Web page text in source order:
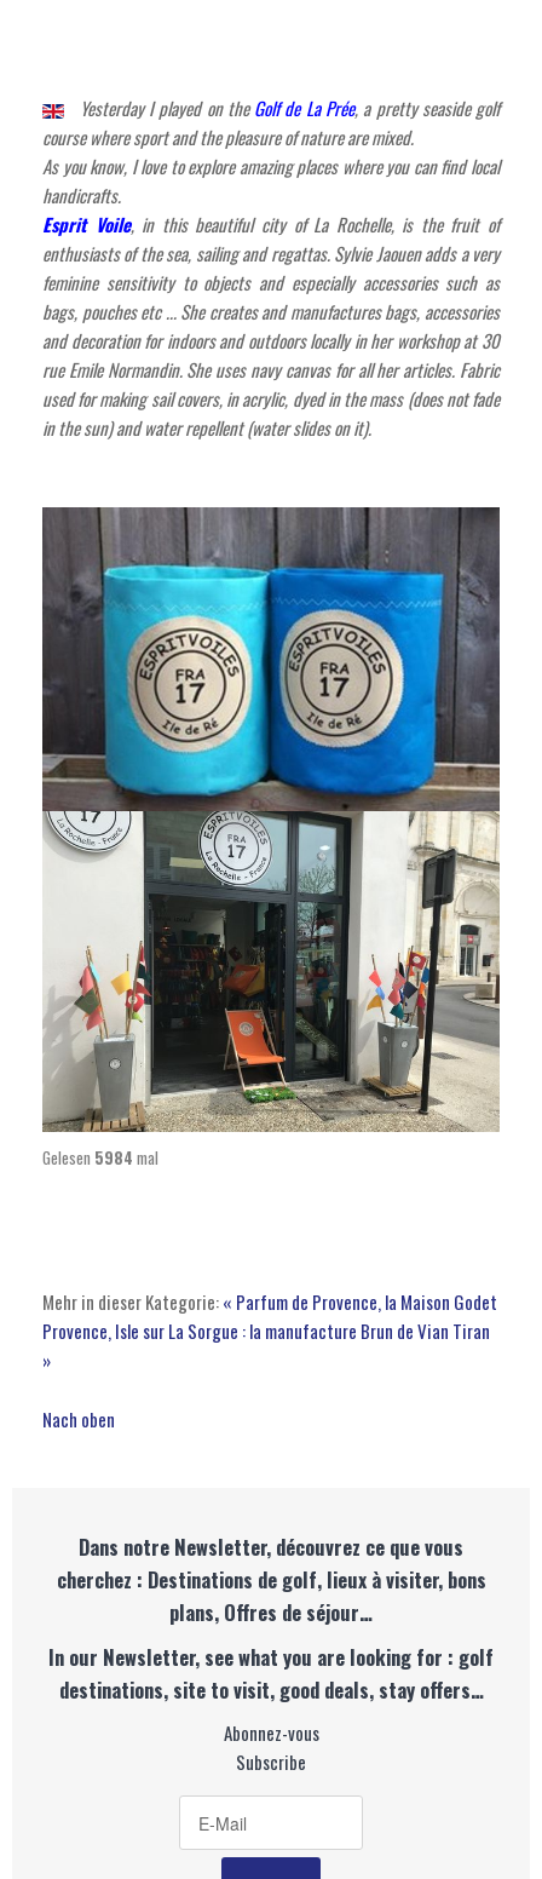
Yesterday I played on theGolf de La Prée, a pretty seaside golf
course where sport and the pleasure of nature are mixed.
As you know, I love to explore amazing places where you can find local
handicrafts.
Esprit Voile, in this beautiful city of La Rochelle, is the fruit of
enthusiasts of the sea, sailing and regattas. Sylvie Jaouen adds a very
feminine sensitivity to objects and especially accessories such as
bags, pouches etc ... She creates and manufactures bags, accessories
and decoration for indoors and outdoors locally in her workshop at 30
rue Emile Normandin. She uses navy canvas for all her articles. Fabric
used for making sail covers, in acrylic, dyed in the mass (does not fade
in the sun) and water repellent (water slides on it).
Gelesen 5984 mal
Mehr in dieser Kategorie:« Parfum de Provence, la Maison Godet
Provence, Isle sur La Sorgue : la manufacture Brun de Vian Tiran
»
Nach oben
Dans notre Newsletter, découvrez ce que vous
cherchez : Destinations de golf, lieux à visiter, bons
plans, Offres de séjour…
In our Newsletter, see what you are looking for : golf
destinations, site to visit, good deals, stay offers…
Abonnez-vous
Subscribe